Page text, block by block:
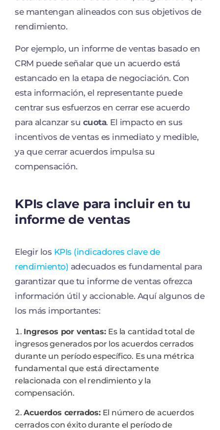
se mantengan alineados con sus objetivos de
rendimiento.
Por ejemplo, un informe de ventas basado en
CRM puede señalar que un acuerdo está
estancado en la etapa de negociación. Con
esta información, el representante puede
centrar sus esfuerzos en cerrar ese acuerdo
para alcanzar su cuota. El impacto en sus
incentivos de ventas es inmediato y medible,
ya que cerrar acuerdos impulsa su
compensación.
KPIs clave para incluir en tu
informe de ventas
Elegir los KPIs (indicadores clave de
rendimiento) adecuados es fundamental para
garantizar que tu informe de ventas ofrezca
información útil y accionable. Aquí algunos de
los más importantes:
Ingresos por ventas: Es la cantidad total de
ingresos generados por los acuerdos cerrados
durante un período específico. Es una métrica
fundamental que está directamente
relacionada con el rendimiento y la
compensación.
Acuerdos cerrados:El número de acuerdos
cerrados con éxito durante el período de